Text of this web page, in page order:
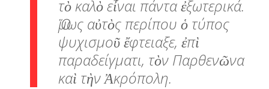
τὸ καλὸ εἶναι πάντα ἐξωτερικά.
Ὅμως αὐτὸς περίπου ὁ τύπος
ψυχισμοῦ ἔφτειαξε, ἐπὶ
παραδείγματι, τὸν Παρθενῶνα
καὶ τὴν Ἀκρόπολη.